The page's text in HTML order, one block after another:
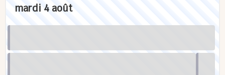
mardi 4 août